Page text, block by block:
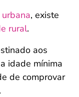
, existe
rural.
aos
idade mínima
de comprovar